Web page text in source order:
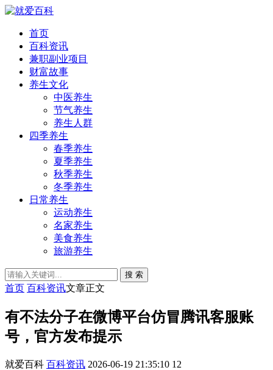
首页
百科资讯
兼职副业项目
财富故事
养生文化
中医养生
节气养生
养生人群
四季养生
春季养生
夏季养生
秋季养生
冬季养生
日常养生
运动养生
名家养生
美食养生
旅游养生
搜 索
首页 百科资讯文章正文
有不法分子在微博平台仿冒腾讯客服账
号，官方发布提示
就爱百科 百科资讯 2026-06-19 21:35:10 12